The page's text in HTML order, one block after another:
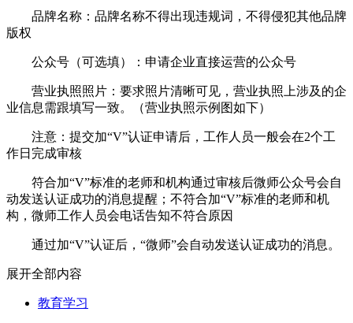
品牌名称：品牌名称不得出现违规词，不得侵犯其他品牌
版权
公众号（可选填）：申请企业直接运营的公众号
营业执照照片：要求照片清晰可见，营业执照上涉及的企
业信息需跟填写一致。（营业执照示例图如下）
注意：提交加“V”认证申请后，工作人员一般会在2个工
作日完成审核
符合加“V”标准的老师和机构通过审核后微师公众号会自
动发送认证成功的消息提醒；不符合加“V”标准的老师和机
构，微师工作人员会电话告知不符合原因
通过加“V”认证后，“微师”会自动发送认证成功的消息。
展开全部内容
教育学习